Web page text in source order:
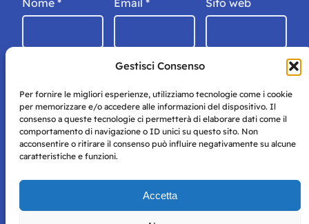
Gestisci Consenso
Per fornire le migliori esperienze, utilizziamo tecnologie come i cookie
per memorizzare e/o accedere alle informazioni del dispositivo. Il
consenso a queste tecnologie ci permetterà di elaborare dati come il
comportamento di navigazione o ID unici su questo sito. Non
acconsentire o ritirare il consenso può influire negativamente su alcune
caratteristiche e funzioni.
Accetta
Nome * Email * Sito web
Storie di Napoli è una testata registrata presso il tribunale di